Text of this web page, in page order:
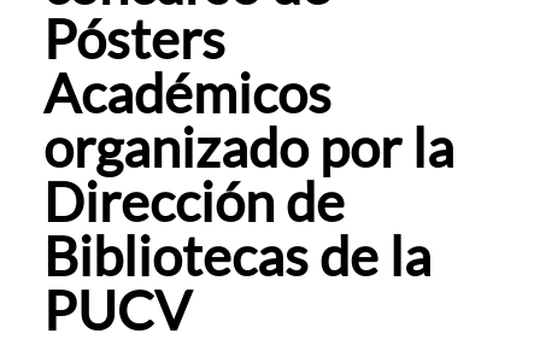
Pósters
Académicos
organizado por la
Dirección de
Bibliotecas de la
PUCV